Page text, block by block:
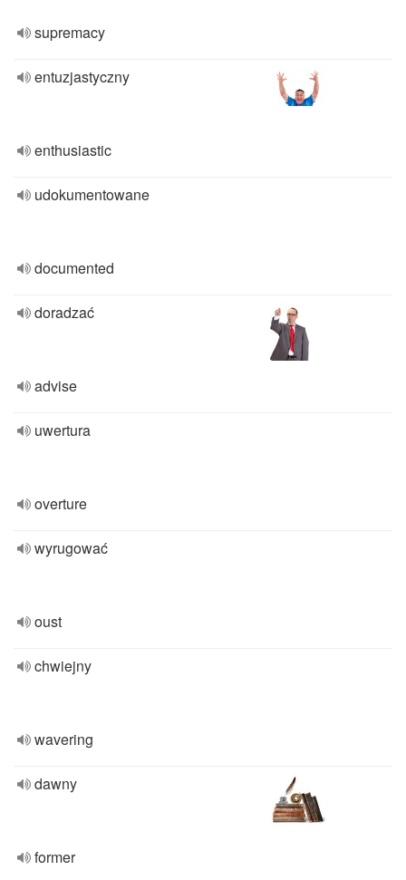
supremacy
entuzjastyczny
enthusiastic
udokumentowane
documented
doradzać
advise
uwertura
overture
wyrugować
oust
chwiejny
wavering
dawny
former